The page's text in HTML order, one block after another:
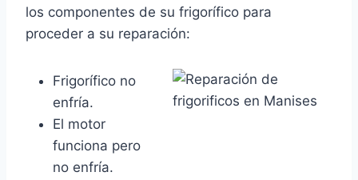
los componentes de su frigorífico para
proceder a su reparación:
Frigorífico no
enfría.
El motor
funciona pero
no enfría.